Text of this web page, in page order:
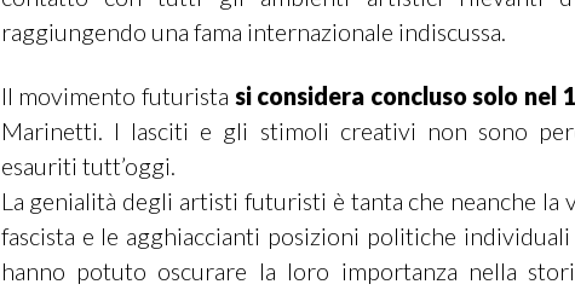
raggiungendo una fama internazionale indiscussa.
Il movimento futurista si considera concluso solo nel
Marinetti. I lasciti e gli stimoli creativi non sono
esauriti tutt’oggi.
La genialità degli artisti futuristi è tanta che neanche la
fascista e le agghiaccianti posizioni politiche
hanno potuto oscurare la loro importanza nella